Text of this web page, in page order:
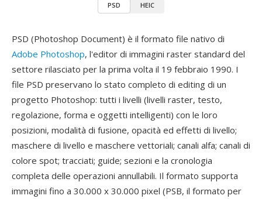
PSD HEIC
PSD (Photoshop Document) è il formato file nativo di
Adobe Photoshop, l'editor di immagini raster standard del
settore rilasciato per la prima volta il 19 febbraio 1990. I
file PSD preservano lo stato completo di editing di un
progetto Photoshop: tutti i livelli (livelli raster, testo,
regolazione, forma e oggetti intelligenti) con le loro
posizioni, modalità di fusione, opacità ed effetti di livello;
maschere di livello e maschere vettoriali; canali alfa; canali di
colore spot; tracciati; guide; sezioni e la cronologia
completa delle operazioni annullabili. Il formato supporta
immagini fino a 30.000 x 30.000 pixel (PSB, il formato per